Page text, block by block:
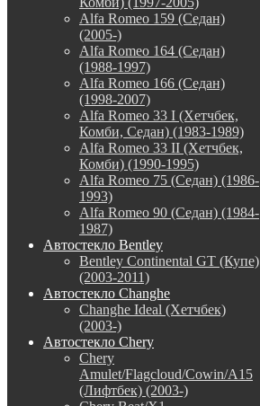
Alfa Romeo 159 (Седан)
(2005-)
Alfa Romeo 164 (Седан)
(1988-1997)
Alfa Romeo 166 (Седан)
(1998-2007)
Alfa Romeo 33 I (Хетчбек,
Комби, Седан) (1983-1989)
Alfa Romeo 33 II (Хетчбек,
Комби) (1990-1995)
Alfa Romeo 75 (Седан) (1986-
1993)
Alfa Romeo 90 (Седан) (1984-
1987)
Автостекло Bentley
Bentley Continental GT (Купе)
(2003-2011)
Автостекло Changhe
Changhe Ideal (Хетчбек)
(2003-)
Автостекло Chery
Chery
Amulet/Flagcloud/Cowin/A15
(Лифтбек) (2003-)